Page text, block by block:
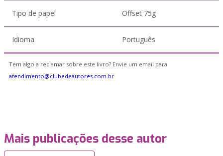
Tipo de papel Offset 75g
Idioma Português
Tem algo a reclamar sobre este livro? Envie um email para
atendimento@clubedeautores.com.br
Mais publicações desse autor